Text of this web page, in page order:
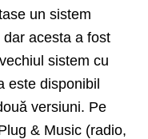
un sistem
acesta a fost
sistem cu
este disponibil
versiuni. Pe
& Music (radio,